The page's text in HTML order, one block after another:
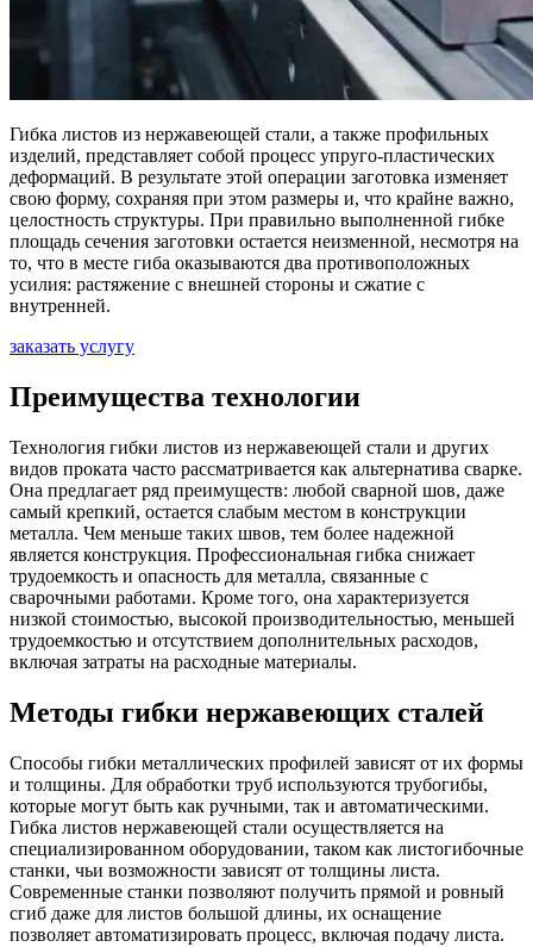
Гибка листов из нержавеющей стали, а также профильных
изделий, представляет собой процесс упруго-пластических
деформаций. В результате этой операции заготовка изменяет
свою форму, сохраняя при этом размеры и, что крайне важно,
целостность структуры. При правильно выполненной гибке
площадь сечения заготовки остается неизменной, несмотря на
то, что в месте гиба оказываются два противоположных
усилия: растяжение с внешней стороны и сжатие с
внутренней.
заказать услугу
Преимущества технологии
Технология гибки листов из нержавеющей стали и других
видов проката часто рассматривается как альтернатива сварке.
Она предлагает ряд преимуществ: любой сварной шов, даже
самый крепкий, остается слабым местом в конструкции
металла. Чем меньше таких швов, тем более надежной
является конструкция. Профессиональная гибка снижает
трудоемкость и опасность для металла, связанные с
сварочными работами. Кроме того, она характеризуется
низкой стоимостью, высокой производительностью, меньшей
трудоемкостью и отсутствием дополнительных расходов,
включая затраты на расходные материалы.
Методы гибки нержавеющих сталей
Способы гибки металлических профилей зависят от их формы
и толщины. Для обработки труб используются трубогибы,
которые могут быть как ручными, так и автоматическими.
Гибка листов нержавеющей стали осуществляется на
специализированном оборудовании, таком как листогибочные
станки, чьи возможности зависят от толщины листа.
Современные станки позволяют получить прямой и ровный
сгиб даже для листов большой длины, их оснащение
позволяет автоматизировать процесс, включая подачу листа.